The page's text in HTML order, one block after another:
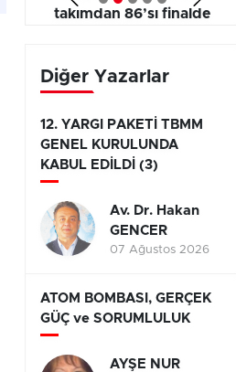
takımdan 86’sı finalde
Diğer Yazarlar
12. YARGI PAKETİ TBMM
GENEL KURULUNDA
KABUL EDİLDİ (3)
Av. Dr. Hakan
GENCER
07 Ağustos 2026
ATOM BOMBASI, GERÇEK
GÜÇ ve SORUMLULUK
AYŞE NUR